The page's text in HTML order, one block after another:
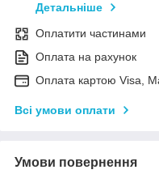
Детальніше
Оплатити частинами
Оплата на рахунок
Оплата картою Visa,
Всі умови оплати
Умови повернення